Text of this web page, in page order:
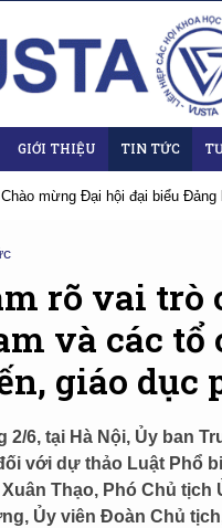
GIỚI THIỆU TIN TỨC
Hội Việt Nam nhiệm kỳ
rõ vai trò
và các
giáo dục
2/6, tại Hà Nội, Ủy ban
với dự thảo Luật Phổ
Thạo, Phó Chủ tịch
Ủy viên Đoàn Chủ